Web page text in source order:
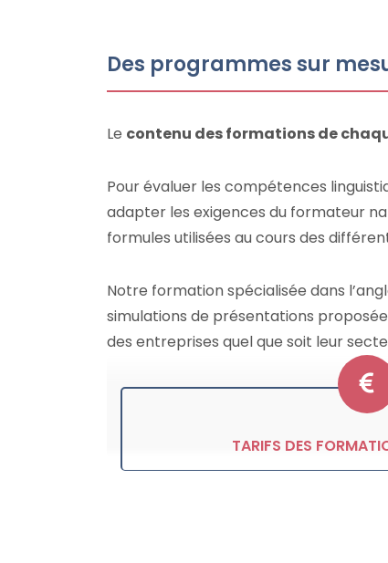
Des programmes sur
Le contenu des formations de
Pour évaluer les compétences
adapter les exigences du formateur
formules utilisées au cours des
Notre formation spécialisée dans
simulations de présentations
des entreprises quel que soit leur
TARIFS DES